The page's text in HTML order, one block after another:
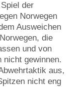
der
Norwegen
Ausweichen
die
und von
nicht gewinnen.
aus,
nicht eng